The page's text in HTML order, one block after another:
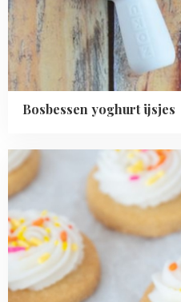
Bosbessen yoghurt ijsjes
Read
more
about
Pasen
crème
koekjes